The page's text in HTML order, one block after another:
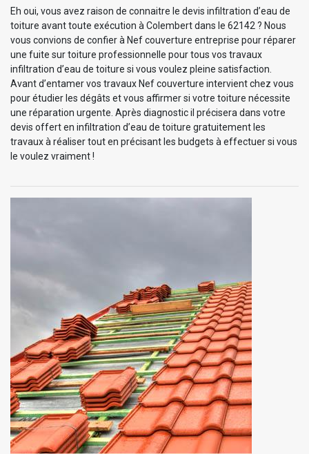
Eh oui, vous avez raison de connaitre le devis infiltration d’eau de
toiture avant toute exécution à Colembert dans le 62142 ? Nous
vous convions de confier à Nef couverture entreprise pour réparer
une fuite sur toiture professionnelle pour tous vos travaux
infiltration d’eau de toiture si vous voulez pleine satisfaction.
Avant d’entamer vos travaux Nef couverture intervient chez vous
pour étudier les dégâts et vous affirmer si votre toiture nécessite
une réparation urgente. Après diagnostic il précisera dans votre
devis offert en infiltration d’eau de toiture gratuitement les
travaux à réaliser tout en précisant les budgets à effectuer si vous
le voulez vraiment !